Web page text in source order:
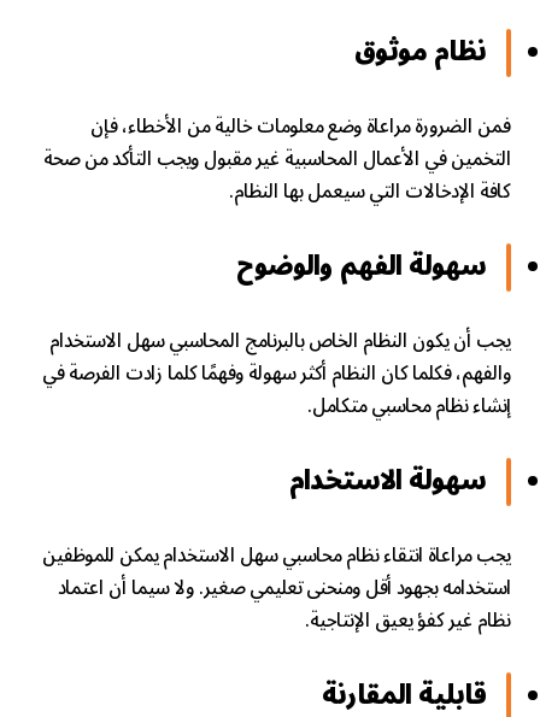
نظام موثوق
فمن الضرورة مراعاة وضع معلومات خالية من الأخطاء، فإن
التخمين في الأعمال المحاسبية غير مقبول ويجب التأكد من صحة
كافة الإدخالات التي سيعمل بها النظام.
سهولة الفهم والوضوح
يجب أن يكون النظام الخاص بالبرنامج المحاسبي سهل الاستخدام
والفهم، فكلما كان النظام أكثر سهولة وفهمًا كلما زادت الفرصة في
إنشاء نظام محاسبي متكامل.
سهولة الاستخدام
يجب مراعاة انتقاء نظام محاسبي سهل الاستخدام يمكن للموظفين
استخدامه بجهود أقل ومنحنى تعليمي صغير. ولا سيما أن اعتماد
نظام غير كفؤ يعيق الإنتاجية.
قابلية المقارنة